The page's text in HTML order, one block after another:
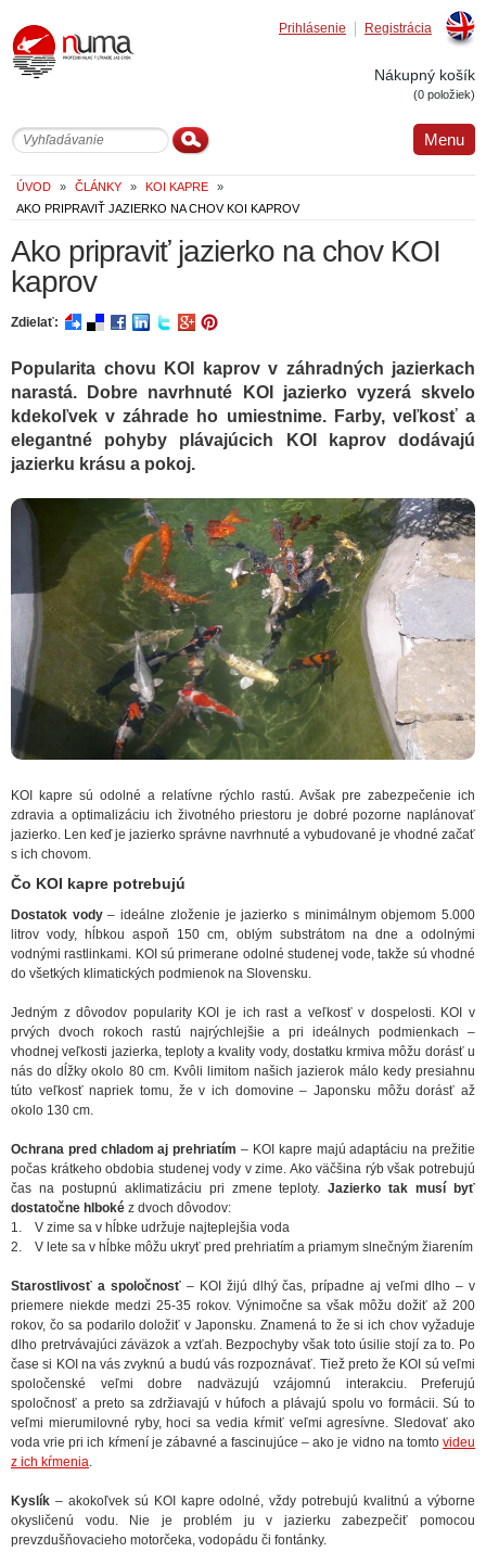
Registrácia
Prihlásenie
Nákupný košík
(0 položiek)
Menu
ÚVOD » ČLÁNKY » KOI KAPRE
»
AKO PRIPRAVIŤ JAZIERKO NA CHOV KOI KAPROV
Ako pripraviť jazierko na chov KOI
kaprov
Zdielať:
Popularita chovu KOI kaprov v záhradných jazierkach
narastá. Dobre navrhnuté KOI jazierko vyzerá skvelo
kdekoľvek v záhrade ho umiestnime. Farby, veľkosť a
elegantné pohyby plávajúcich KOI kaprov dodávajú
jazierku krásu a pokoj.
KOI kapre sú odolné a relatívne rýchlo rastú. Avšak pre zabezpečenie ich
zdravia a optimalizáciu ich životného priestoru je dobré pozorne naplánovať
jazierko. Len keď je jazierko správne navrhnuté a vybudované je vhodné začať
s ich chovom.
Čo KOI kapre potrebujú
Dostatok vody– ideálne zloženie je jazierko s minimálnym objemom 5.000
litrov vody, hĺbkou aspoň 150 cm, oblým substrátom na dne a odolnými
vodnými rastlinkami. KOI sú primerane odolné studenej vode, takže sú vhodné
do všetkých klimatických podmienok na Slovensku.
Jedným z dôvodov popularity KOI je ich rast a veľkosť v dospelosti. KOI v
prvých dvoch rokoch rastú najrýchlejšie a pri ideálnych podmienkach –
vhodnej veľkosti jazierka, teploty a kvality vody, dostatku krmiva môžu dorásť u
nás do dĺžky okolo 80 cm. Kvôli limitom našich jazierok málo kedy presiahnu
túto veľkosť napriek tomu, že v ich domovine – Japonsku môžu dorásť až
okolo 130 cm.
Ochrana pred chladom aj prehriatím – KOI kapre majú adaptáciu na prežitie
počas krátkeho obdobia studenej vody v zime. Ako väčšina rýb však potrebujú
čas na postupnú aklimatizáciu pri zmene teploty.Jazierko tak musí byť
dostatočne hlboké z dvoch dôvodov:
1. V zime sa v hĺbke udržuje najteplejšia voda
2. V lete sa v hĺbke môžu ukryť pred prehriatím a priamym slnečným žiarením
Starostlivosť a spoločnosť– KOI žijú dlhý čas, prípadne aj veľmi dlho – v
priemere niekde medzi 25-35 rokov. Výnimočne sa však môžu dožiť až 200
rokov, čo sa podarilo doložiť v Japonsku. Znamená to že si ich chov vyžaduje
dlho pretrvávajúci záväzok a vzťah. Bezpochyby však toto úsilie stojí za to. Po
čase si KOI na vás zvyknú a budú vás rozpoznávať. Tiež preto že KOI sú veľmi
spoločenské veľmi dobre nadväzujú vzájomnú interakciu. Preferujú
spoločnosť a preto sa zdržiavajú v húfoch a plávajú spolu vo formácii. Sú to
veľmi mierumilovné ryby, hoci sa vedia kŕmiť veľmi agresívne. Sledovať ako
voda vrie pri ich kŕmení je zábavné a fascinujúce – ako je vidno na tomto videu
z ich kŕmenia.
Kyslík – akokoľvek sú KOI kapre odolné, vždy potrebujú kvalitnú a výborne
okysličenú vodu. Nie je problém ju v jazierku zabezpečiť pomocou
prevzdušňovacieho motorčeka, vodopádu či fontánky.